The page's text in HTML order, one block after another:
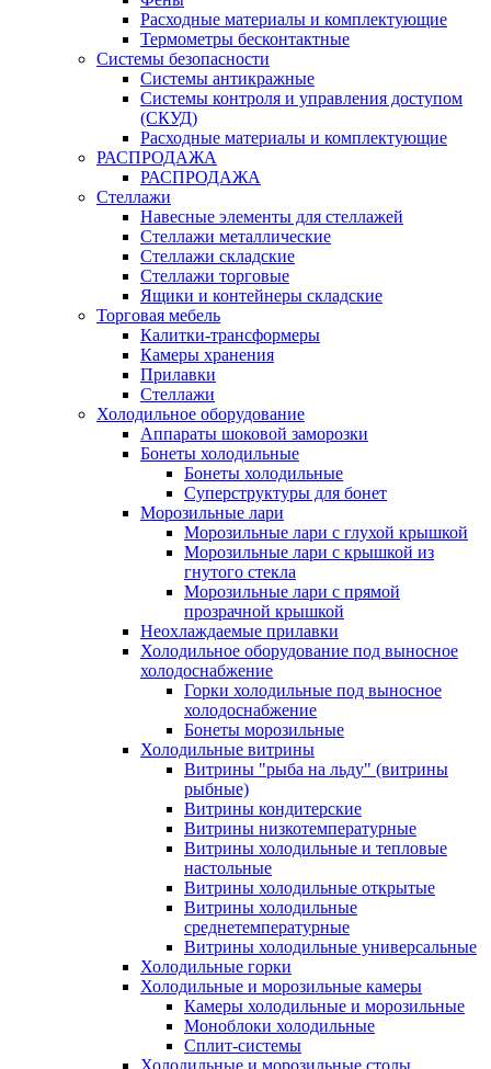
Расходные материалы и комплектующие
Термометры бесконтактные
Системы безопасности
Системы антикражные
Системы контроля и управления доступом
(СКУД)
Расходные материалы и комплектующие
РАСПРОДАЖА
РАСПРОДАЖА
Стеллажи
Навесные элементы для стеллажей
Стеллажи металлические
Стеллажи складские
Стеллажи торговые
Ящики и контейнеры складские
Торговая мебель
Калитки-трансформеры
Камеры хранения
Прилавки
Стеллажи
Холодильное оборудование
Аппараты шоковой заморозки
Бонеты холодильные
Бонеты холодильные
Суперструктуры для бонет
Морозильные лари
Морозильные лари с глухой крышкой
Морозильные лари с крышкой из
гнутого стекла
Морозильные лари с прямой
прозрачной крышкой
Неохлаждаемые прилавки
Холодильное оборудование под выносное
холодоснабжение
Горки холодильные под выносное
холодоснабжение
Бонеты морозильные
Холодильные витрины
Витрины "рыба на льду" (витрины
рыбные)
Витрины кондитерские
Витрины низкотемпературные
Витрины холодильные и тепловые
настольные
Витрины холодильные открытые
Витрины холодильные
среднетемпературные
Витрины холодильные универсальные
Холодильные горки
Холодильные и морозильные камеры
Камеры холодильные и морозильные
Моноблоки холодильные
Сплит-системы
Холодильные и морозильные столы